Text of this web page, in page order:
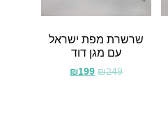
שרשרת מפת ישראל
עם מגן דוד
₪249
₪199